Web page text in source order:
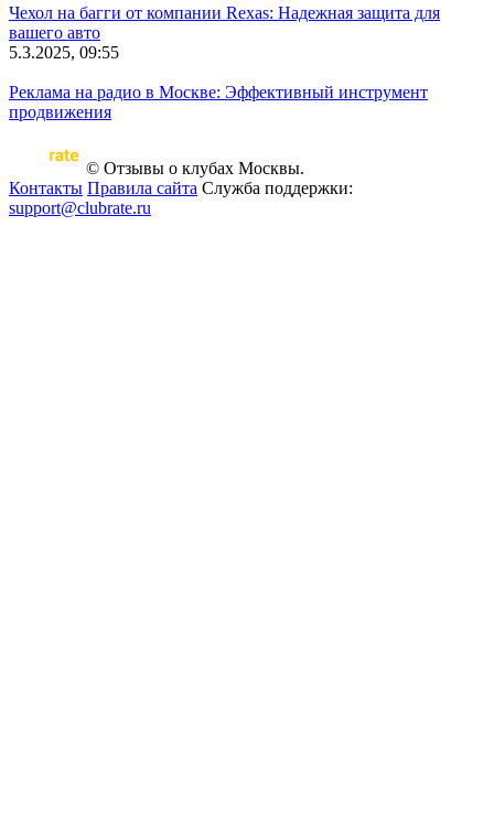
Чехол на багги от компании Rexas: Надежная защита для
вашего авто
5.3.2025, 09:55
Реклама на радио в Москве: Эффективный инструмент
продвижения
© Отзывы о клубах Москвы.
Контакты Правила сайта Служба поддержки:
support@clubrate.ru